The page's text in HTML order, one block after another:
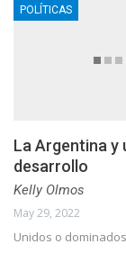
POLÍTICAS
La Argentina y
desarrollo
Kelly Olmos
May 29, 2022
Unidos o